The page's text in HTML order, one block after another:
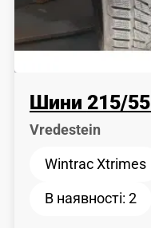
Шини 215/55
Vredestein
Wintrac Xtrimes
В наявності: 2